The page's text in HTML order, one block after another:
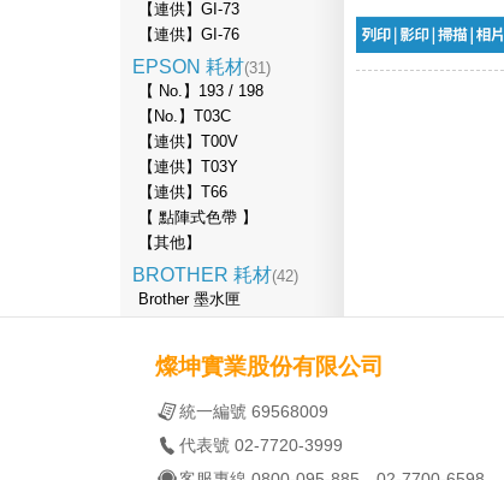
【連供】GI-73
【連供】GI-76
EPSON 耗材(31)
【 No.】193 / 198
【No.】T03C
【連供】T00V
【連供】T03Y
【連供】T66
【 點陣式色帶 】
【其他】
BROTHER 耗材(42)
Brother 墨水匣